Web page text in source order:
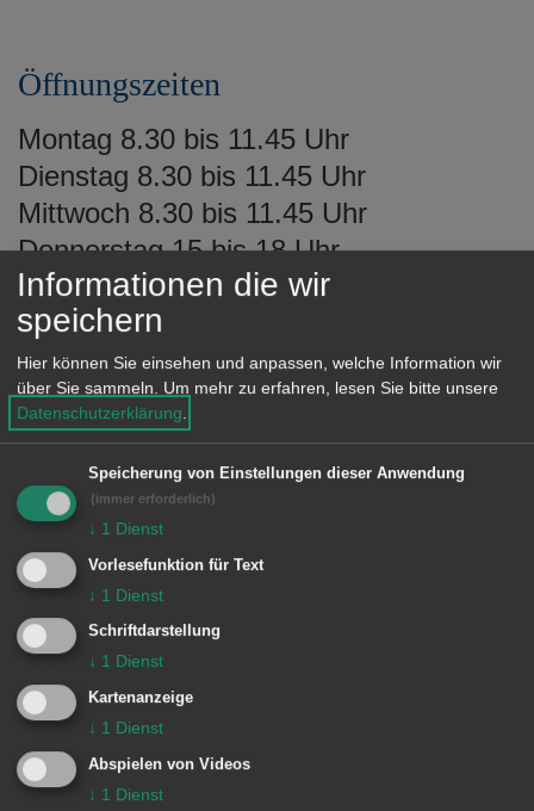
Öffnungszeiten
Montag 8.30 bis 11.45 Uhr
Dienstag 8.30 bis 11.45 Uhr
Mittwoch 8.30 bis 11.45 Uhr
Donnerstag 15 bis 18 Uhr
Freitag 8.30 bis 12 Uhr
sowie nach Vereinbarung.
Bitte beachten Sie, dass von
Montag bis Mittwoch sowie am
Freitag von 8.30 bis 10 Uhr und am
Donnerstag von 16.30 bis 18 Uhr
online gebuchte Termine im
Bürgeramt vorrangig behandelt
werden.
Zuständige Dienststellen
Standesamt
Informationen die wir
speichern
Hier können Sie einsehen und anpassen, welche Information wir
über Sie sammeln.
Um mehr zu erfahren, lesen Sie bitte unsere
Datenschutzerklärung
Speicherung von Einstellungen dieser Anwendung
(immer erforderlich)
↓ 1 Dienst
Vorlesefunktion für Text
↓ 1 Dienst
Schriftdarstellung
↓ 1 Dienst
Kartenanzeige
↓ 1 Dienst
Abspielen von Videos
↓ 1 Dienst